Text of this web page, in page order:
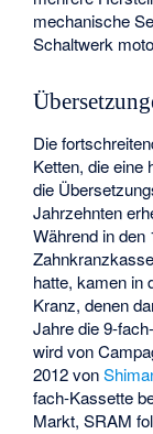
mechanische
Schaltwerk
Die
Ketten, die eine
die
Jahrzehnten
Während in den
hatte, kamen in
Kranz, denen
Jahre die 9-
wird von
2012 von
fach-Kassette
Markt, SRAM